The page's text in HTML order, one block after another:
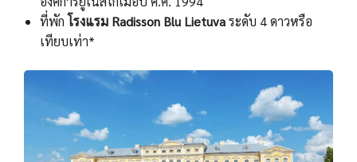
ที่พัก โรงแรม Radisson Blu Lietuvaระดับ 4 ดาวหรือ
เทียบเท่า*